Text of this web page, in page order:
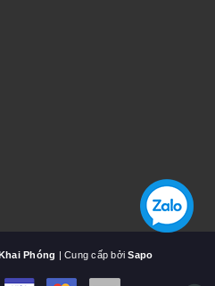
Phóng | Cung cấp bởiSapo